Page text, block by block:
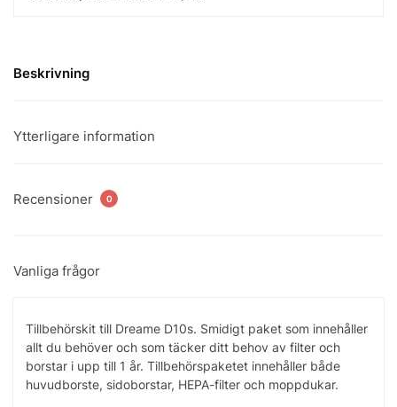
Beskrivning
Ytterligare information
Recensioner 0
Vanliga frågor
Tillbehörskit till Dreame D10s. Smidigt paket som innehåller
allt du behöver och som täcker ditt behov av filter och
borstar i upp till 1 år. Tillbehörspaketet innehåller både
huvudborste, sidoborstar, HEPA-filter och moppdukar.